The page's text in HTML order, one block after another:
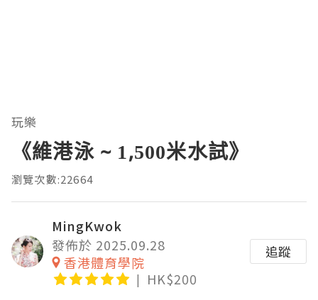
玩樂
《維港泳 ~ 1,500米水試》
瀏覽次數:22664
MingKwok
發佈於 2025.09.28
香港體育學院
HK$200
追蹤